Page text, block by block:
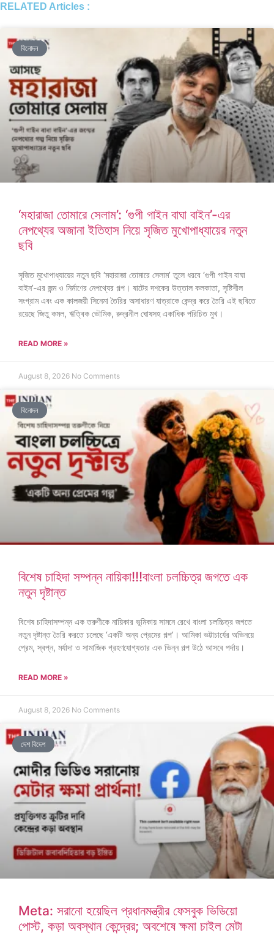
RELATED Articles :
বিনোদন
‘মহারাজা তোমারে সেলাম’: ‘গুপী গাইন বাঘা বাইন’-এর
নেপথ্যের অজানা ইতিহাস নিয়ে সৃজিত মুখোপাধ্যায়ের নতুন
ছবি
সৃজিত মুখোপাধ্যায়ের নতুন ছবি ‘মহারাজা তোমারে সেলাম’ তুলে ধরবে ‘গুপী গাইন বাঘা
বাইন’-এর জন্ম ও নির্মাণের নেপথ্যের গল্প। ষাটের দশকের উত্তাল কলকাতা, সৃষ্টিশীল
সংগ্রাম এবং এক কালজয়ী সিনেমা তৈরির অসাধারণ যাত্রাকে কেন্দ্র করে তৈরি এই ছবিতে
রয়েছে জিতু কমল, ঋত্বিক ভৌমিক, রুদ্রনীল ঘোষসহ একাধিক পরিচিত মুখ।
READ MORE »
August 8, 2026 No Comments
বিনোদন
বিশেষ চাহিদা সম্পন্ন নায়িকা!!!বাংলা চলচ্চিত্র জগতে এক
নতুন দৃষ্টান্ত
বিশেষ চাহিদাসম্পন্ন এক তরুণীকে নায়িকার ভূমিকায় সামনে রেখে বাংলা চলচ্চিত্র জগতে
নতুন দৃষ্টান্ত তৈরি করতে চলেছে ‘একটি অন্য প্রেমের গল্প’। আমিকা ভট্টাচার্যের অভিনয়ে
প্রেম, স্বপ্ন, মর্যাদা ও সামাজিক গ্রহণযোগ্যতার এক ভিন্ন গল্প উঠে আসবে পর্দায়।
READ MORE »
August 8, 2026 No Comments
দেশ বিদেশ
Meta: সরানো হয়েছিল প্রধানমন্ত্রীর ফেসবুক ভিডিয়ো
পোস্ট, কড়া অবস্থান কেন্দ্রের; অবশেষে ক্ষমা চাইল মেটা